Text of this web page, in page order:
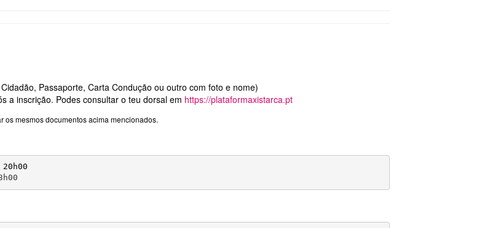
Passaporte, Carta Condução ou outro com foto e nome)
a inscrição. Podes consultar o teu dorsal em https://plataformaxistarca.pt
os mesmos documentos acima mencionados.